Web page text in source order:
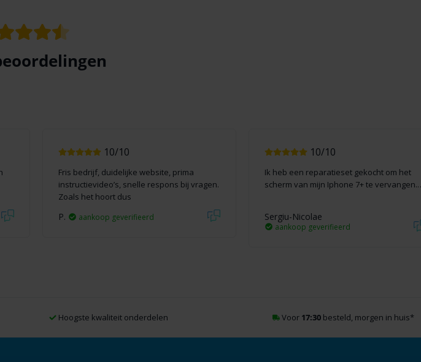
10/10
Fris bedrijf, duidelijke website, prima
instructievideo’s, snelle respons bij vragen.
Zoals het hoort dus
P. aankoop geverifieerd
10/10
Ik heb een reparatieset gekocht om het
scherm van mijn Iphone 7+ te
Sergiu-Nicolae
aankoop geverifieerd
Hoogste kwaliteit onderdelen Voor 17:30 besteld, morgen in huis*